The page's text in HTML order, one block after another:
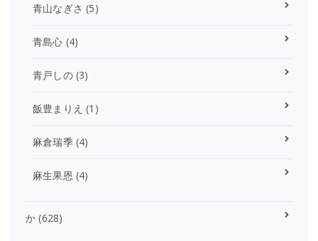
青山なぎさ (5)
青島心 (4)
青戸しの(3)
飯豊まりえ (1)
麻倉瑞季(4)
麻生果恩 (4)
か (628)